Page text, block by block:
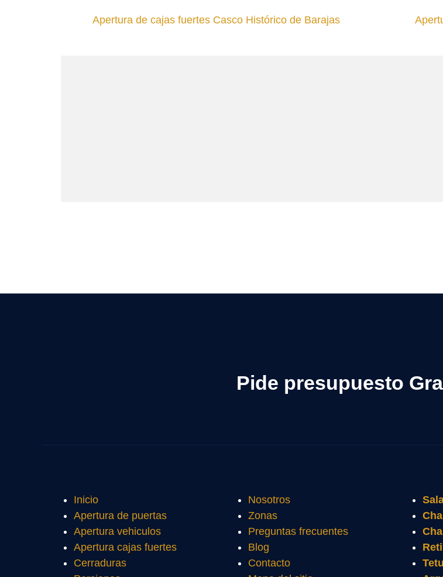
Apertura de cajas fuertes Casco Histórico de Barajas
Pide presupuesto
Inicio
Apertura de puertas
Apertura vehiculos
Apertura cajas fuertes
Cerraduras
Nosotros
Zonas
Preguntas frecuentes
Blog
Contacto